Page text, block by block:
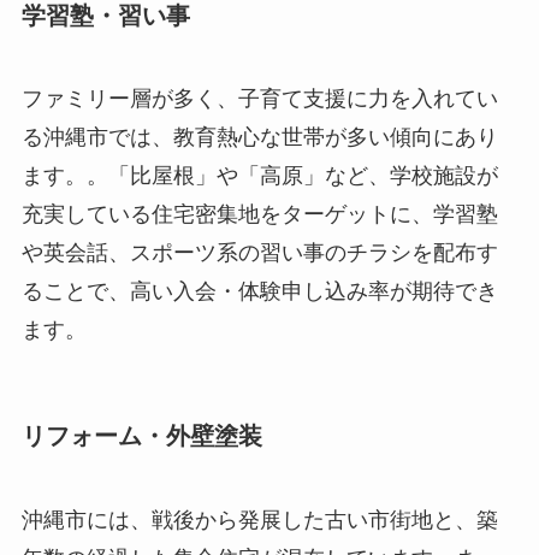
学習塾・習い事
ファミリー層が多く、子育て支援に力を入れてい
る沖縄市では、教育熱心な世帯が多い傾向にあり
ます。。「比屋根」や「高原」など、学校施設が
充実している住宅密集地をターゲットに、学習塾
や英会話、スポーツ系の習い事のチラシを配布す
ることで、高い入会・体験申し込み率が期待でき
ます。
リフォーム・外壁塗装
沖縄市には、戦後から発展した古い市街地と、築